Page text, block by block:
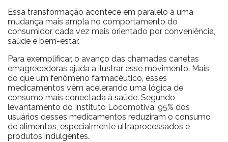
Essa transformação acontece em paralelo a uma
mudança mais ampla no comportamento do
consumidor, cada vez mais orientado por conveniência,
saúde e bem-estar.
Para exemplificar, o avanço das chamadas canetas
emagrecedoras ajuda a ilustrar esse movimento. Mais
do que um fenômeno farmacêutico, esses
medicamentos vêm acelerando uma lógica de
consumo mais conectada à saúde. Segundo
levantamento do Instituto Locomotiva, 95% dos
usuários desses medicamentos reduziram o consumo
de alimentos, especialmente ultraprocessados e
produtos indulgentes.